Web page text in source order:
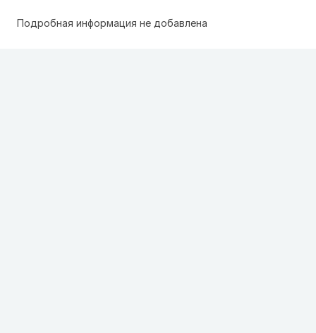
Подробная информация не добавлена